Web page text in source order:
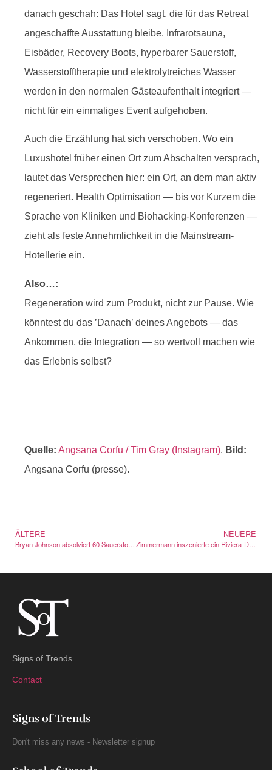
danach geschah: Das Hotel sagt, die für das Retreat
angeschaffte Ausstattung bleibe. Infrarotsauna,
Eisbäder, Recovery Boots, hyperbarer Sauerstoff,
Wasserstofftherapie und elektrolytreiches Wasser
werden in den normalen Gästeaufenthalt integriert —
nicht für ein einmaliges Event aufgehoben.
Auch die Erzählung hat sich verschoben. Wo ein
Luxushotel früher einen Ort zum Abschalten versprach,
lautet das Versprechen hier: ein Ort, an dem man aktiv
regeneriert. Health Optimisation — bis vor Kurzem die
Sprache von Kliniken und Biohacking-Konferenzen —
zieht als feste Annehmlichkeit in die Mainstream-
Hotellerie ein.
Also…:
Regeneration wird zum Produkt, nicht zur Pause. Wie
könntest du das ’Danach’ deines Angebots — das
Ankommen, die Integration — so wertvoll machen wie
das Erlebnis selbst?
Quelle: Angsana Corfu / Tim Gray (Instagram). Bild:
Angsana Corfu (presse).
ÄLTERE
Bryan Johnson absolviert 60 Sauerstoffkammer-Sitzungen als Anti-Aging-Test
NEUERE
Zimmermann inszenierte ein Riviera-Dinner statt einer Show
Signs of Trends
Contact
Signs of Trends
Don't miss any news - Newsletter signup